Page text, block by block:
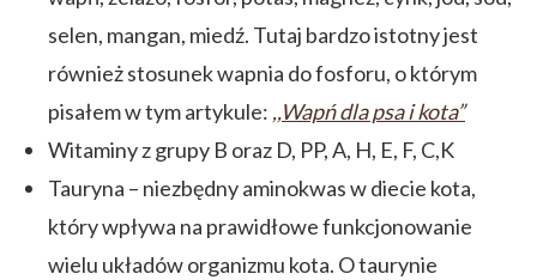
selen, mangan, miedź. Tutaj bardzo istotny jest
również stosunek wapnia do fosforu, o którym
pisałem w tym artykule: ,,Wapń dla psa i kota”
Witaminy z grupy B oraz D, PP, A, H, E, F, C,K
Tauryna – niezbędny aminokwas w diecie kota,
który wpływa na prawidłowe funkcjonowanie
wielu układów organizmu kota. O taurynie